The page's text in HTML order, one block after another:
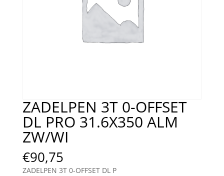
ZADELPEN 3T 0-OFFSET
DL PRO 31.6X350 ALM
ZW/WI
€90,75
ZADELPEN 3T 0-OFFSET DL P